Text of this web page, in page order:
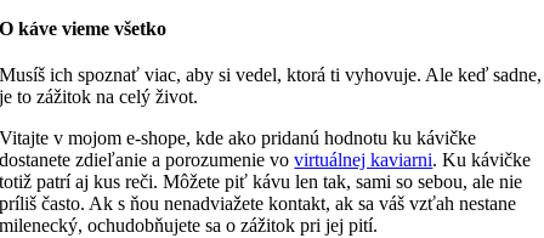
O káve vieme všetko
Musíš ich spoznať viac, aby si vedel, ktorá ti vyhovuje. Ale keď sadne,
je to zážitok na celý život.
Vitajte v mojom e-shope, kde ako pridanú hodnotu ku kávičke
dostanete zdieľanie a porozumenie vovirtuálnej kaviarni. Ku kávičke
totiž patrí aj kus reči. Môžete piť kávu len tak, sami so sebou, ale nie
príliš často. Ak s ňou nenadviažete kontakt, ak sa váš vzťah nestane
milenecký, ochudobňujete sa o zážitok pri jej pití.